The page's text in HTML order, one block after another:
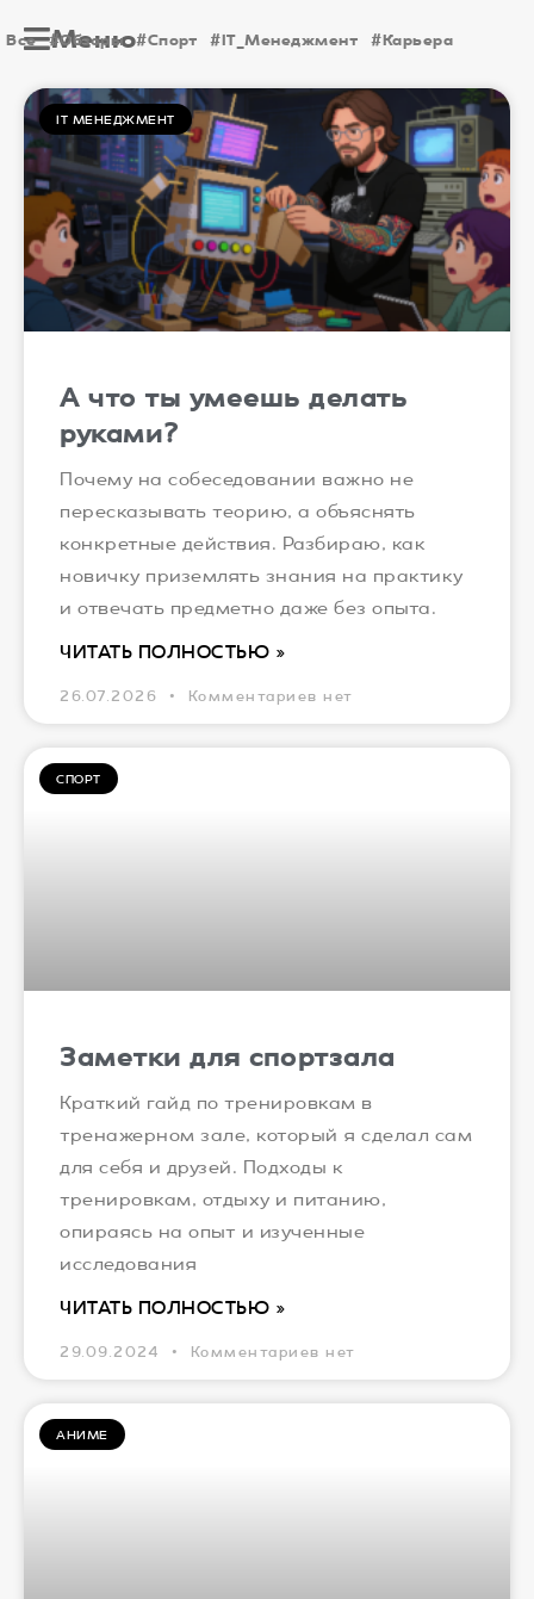
Меню
Все #Обзоры #Спорт #IT_Менеджмент #Карьера
IT МЕНЕДЖМЕНТ
А что ты умеешь делать
руками?
Почему на собеседовании важно не
пересказывать теорию, а объяснять
конкретные действия. Разбираю, как
новичку приземлять знания на практику
и отвечать предметно даже без опыта.
ЧИТАТЬ ПОЛНОСТЬЮ »
26.07.2026 Комментариев нет
СПОРТ
Заметки для спортзала
Краткий гайд по тренировкам в
тренажерном зале, который я сделал сам
для себя и друзей. Подходы к
тренировкам, отдыху и питанию,
опираясь на опыт и изученные
исследования
ЧИТАТЬ ПОЛНОСТЬЮ »
29.09.2024 Комментариев нет
АНИМЕ